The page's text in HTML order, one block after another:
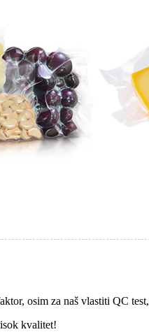
osim za naš vlastiti QC
kvalitet!